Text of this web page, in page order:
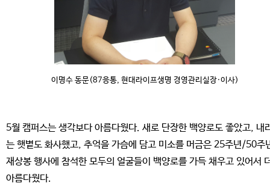
이명수 동문(87응통, 현대라이프생명 경영관리실장·이사)
5월 캠퍼스는 생각보다 아름다웠다. 새로 단장한 백양로도 좋았고, 내
는 햇볕도 화사했고, 추억을 가슴에 담고 미소를 머금은 25주년/50주
재상봉 행사에 참석한 모두의 얼굴들이 백양로를 가득 채우고 있어서
아름다웠다.